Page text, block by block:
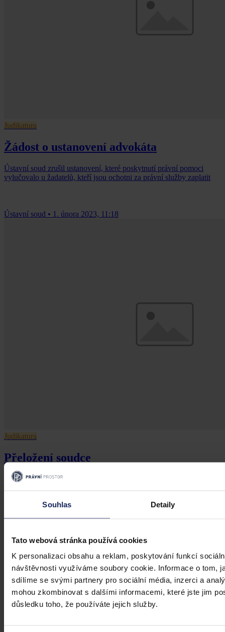
Souhlas Detaily
Tato webová stránka používá cookies
K personalizaci obsahu a reklam, poskytování funkcí
návštěvnosti využíváme soubory cookie. Informace o tom,
sdílíme se svými partnery pro sociální média, inzerci a
mohou zkombinovat s dalšími informacemi, které jste jim
důsledku toho, že používáte jejich služby.
Judikatura
Žádost o ustanovení advokáta
Ústavní soud zrušil ustanovení, které poskytnutí právní pomoci
vylučovalo u žadatelů, kteří jsou ochotni za právní služby zaplatit
Ústavní soud • 1. února 2023, 11:18
Judikatura
Přeložení soudce
Předseda soudu může přeložit soudce na jinou agendu i bez jeho